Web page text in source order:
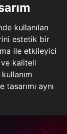
kullanılan
estetik bir
ile etkileyici
ve kaliteli
aynı